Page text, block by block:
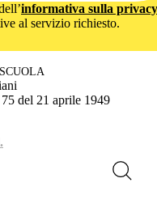
informativa sulla privacy
al servizio richiesto.
del 21 aprile 1949